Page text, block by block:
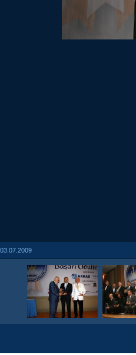
03.07.2009